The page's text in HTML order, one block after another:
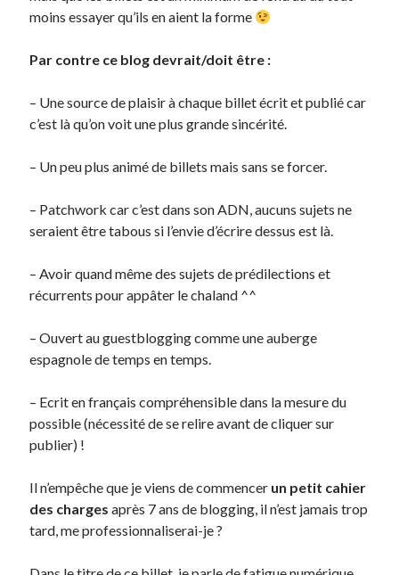
moins essayer qu’ils en aient la forme
Par contre ce blog devrait/doit être :
– Une source de plaisir à chaque billet écrit et publié car
c’est là qu’on voit une plus grande sincérité.
– Un peu plus animé de billets mais sans se forcer.
– Patchwork car c’est dans son ADN, aucuns sujets ne
seraient être tabous si l’envie d’écrire dessus est là.
– Avoir quand même des sujets de prédilections et
récurrents pour appâter le chaland ^^
– Ouvert au guestblogging comme une auberge
espagnole de temps en temps.
– Ecrit en français compréhensible dans la mesure du
possible (nécessité de se relire avant de cliquer sur
publier) !
Il n’empêche que je viens de commencer un petit cahier
des charges après 7 ans de blogging, il n’est jamais trop
tard, me professionnaliserai-je ?